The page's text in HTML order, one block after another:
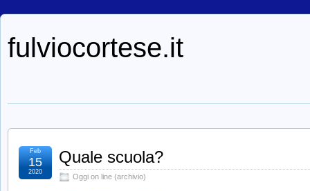
fulviocortese.it
Quale scuola?
Oggi on line (archivio)
Feb
15
2020